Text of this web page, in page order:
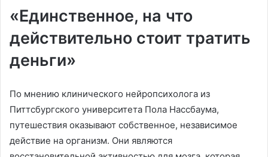
«Единственное, на что
действительно стоит тратить
деньги»
По мнению клинического нейропсихолога из
Питтсбургского университета Пола Нассбаума,
путешествия оказывают собственное, независимое
действие на организм. Они являются